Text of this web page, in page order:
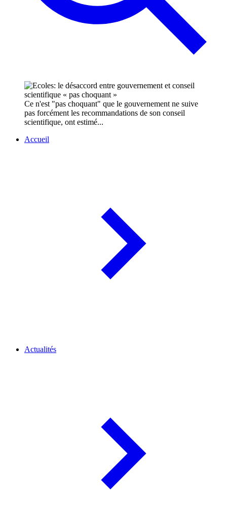
Ce n'est "pas choquant" que le gouvernement ne suive
pas forcément les recommandations de son conseil
scientifique, ont estimé...
Accueil
Actualités